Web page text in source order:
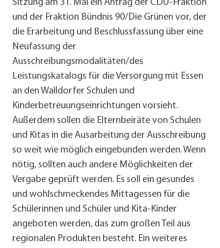
Sitzung am 31. Mai ein Antrag der CDU-Fraktion
und der Fraktion Bündnis 90/Die Grünen vor, der
die Erarbeitung und Beschlussfassung über eine
Neufassung der
Ausschreibungsmodalitäten/des
Leistungskatalogs für die Versorgung mit Essen
an den Walldorfer Schulen und
Kinderbetreuungseinrichtungen vorsieht.
Außerdem sollen die Elternbeiräte von Schulen
und Kitas in die Ausarbeitung der Ausschreibung
so weit wie möglich eingebunden werden. Wenn
nötig, sollten auch andere Möglichkeiten der
Vergabe geprüft werden. Es soll ein gesundes
und wohlschmeckendes Mittagessen für die
Schülerinnen und Schüler und Kita-Kinder
angeboten werden, das zum großen Teil aus
regionalen Produkten besteht. Ein weiteres